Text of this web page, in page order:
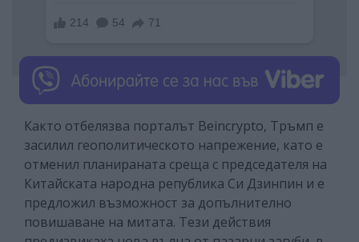
Както отбелязва порталът Beincrypto, Тръмп е
засилил геополитическото напрежение, като е
отменил планираната среща с председателя на
Китайската народна република Си Дзинпин и е
предложил възможност за допълнително
повишаване на митата. Тези действия